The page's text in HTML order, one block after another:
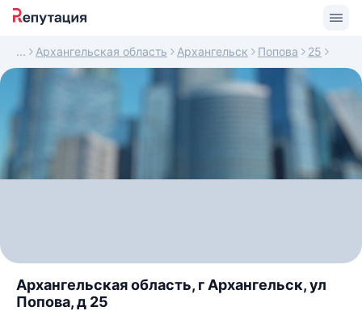
Архангельская область Архангельск Попова 25
Архангельская область, г Архангельск, ул
Попова, д 25